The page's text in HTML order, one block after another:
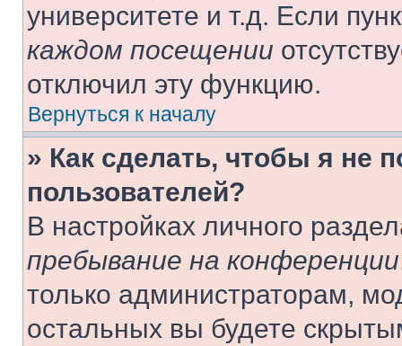
университете и т.д. Если
каждом посещении
отключил эту функцию.
Вернуться к началу
» Как сделать, чтобы я не
пользователей?
В настройках личного
пребывание на конференции
только администраторам,
остальных вы будете